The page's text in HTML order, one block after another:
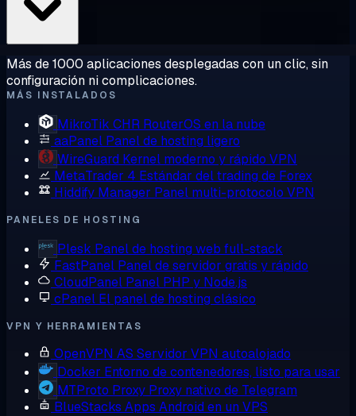
Más de 1000 aplicaciones desplegadas con un clic, sin
configuración ni complicaciones.
MÁS INSTALADOS
MikroTik CHR RouterOS en la nube
aaPanel Panel de hosting ligero
WireGuard Kernel moderno y rápido VPN
MetaTrader 4 Estándar del trading de Forex
Hiddify Manager Panel multi-protocolo VPN
PANELES DE HOSTING
Plesk Panel de hosting web full-stack
FastPanel Panel de servidor gratis y rápido
CloudPanel Panel PHP y Node.js
cPanel El panel de hosting clásico
VPN Y HERRAMIENTAS
OpenVPN AS Servidor VPN autoalojado
Docker Entorno de contenedores, listo para usar
MTProto Proxy Proxy nativo de Telegram
BlueStacks Apps Android en un VPS